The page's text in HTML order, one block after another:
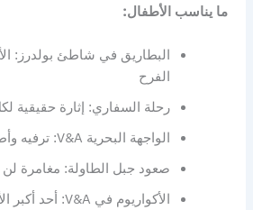
ما يناسب الأطفال:
البطاريق في شاطئ بولدرز:
الفرح
رحلة السفاري: إثارة حقيقية
الواجهة البحرية V&A: ترفيه وأطعمة متنوعة
صعود جبل الطاولة: مغامرة
الأكواريوم في V&A: أحد أكبر الأكواريومات في أفريقيا